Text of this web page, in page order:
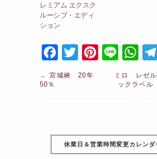
レミアム エクスク
ルーシブ・エディ
ション
F
a
c
o
o
T
w
itt
Pi
Li
n
e
W
h
at
p
p
←宮城峡 20年
50％
ミロ レゼル
ックラベ
休業日＆営業時間変更カレンダ